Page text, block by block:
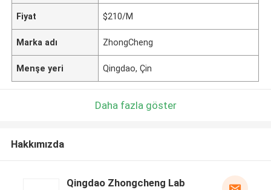
Fiyat $210/M
Marka adı ZhongCheng
Menşe yeri Qingdao, Çin
Daha fazla göster
Hakkımızda
Qingdao Zhongcheng Lab